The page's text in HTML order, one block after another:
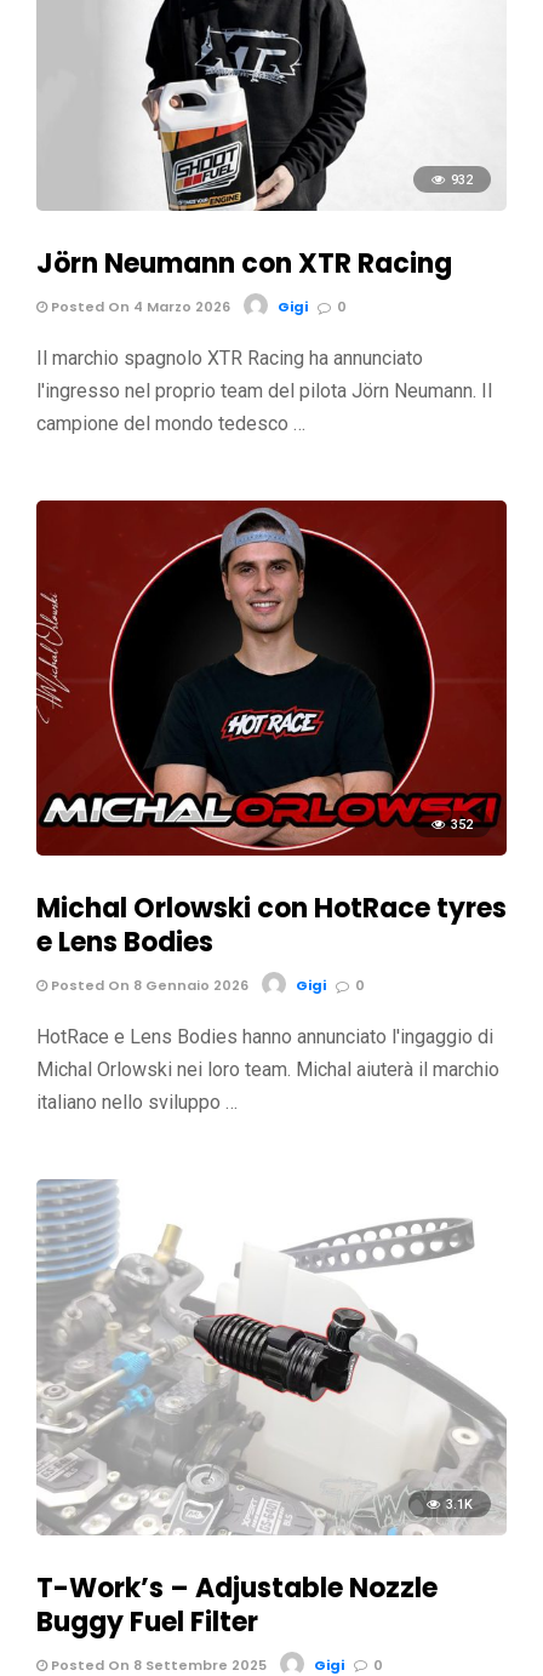
932
Jörn Neumann con XTR Racing
Posted On 4 Marzo 2026 Gigi 0
Il marchio spagnolo XTR Racing ha annunciato
l'ingresso nel proprio team del pilota Jörn Neumann. Il
campione del mondo tedesco …
352
Michal Orlowski con HotRace tyres
e Lens Bodies
Posted On 8 Gennaio 2026 Gigi 0
HotRace e Lens Bodies hanno annunciato l'ingaggio di
Michal Orlowski nei loro team. Michal aiuterà il marchio
italiano nello sviluppo …
3.1K
T-Work’s – Adjustable Nozzle
Buggy Fuel Filter
Posted On 8 Settembre 2025 Gigi 0